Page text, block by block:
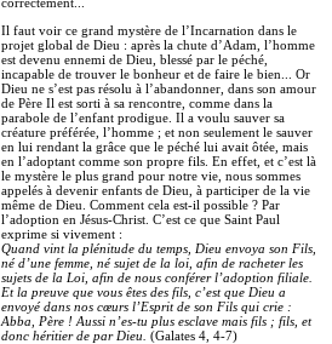
Il faut voir ce grand mystère de l’Incarnation dans le
projet global de Dieu : après la chute d’Adam, l’homme
est devenu ennemi de Dieu, blessé par le péché,
incapable de trouver le bonheur et de faire le bien... Or
Dieu ne s’est pas résolu à l’abandonner, dans son amour
de Père Il est sorti à sa rencontre, comme dans la
parabole de l’enfant prodigue. Il a voulu sauver sa
créature préférée, l’homme ; et non seulement le sauver
en lui rendant la grâce que le péché lui avait ôtée, mais
en l’adoptant comme son propre fils. En effet, et c’est là
le mystère le plus grand pour notre vie, nous sommes
appelés à devenir enfants de Dieu, à participer de la vie
même de Dieu. Comment cela est-il possible ? Par
l’adoption en Jésus-Christ. C’est ce que Saint Paul
exprime si vivement :
Quand vint la plénitude du temps, Dieu envoya son Fils,
né d’une femme, né sujet de la loi, afin de racheter les
sujets de la Loi, afin de nous conférer l’adoption filiale.
Et la preuve que vous êtes des fils, c’est que Dieu a
envoyé dans nos cœurs l’Esprit de son Fils qui crie :
Abba, Père ! Aussi n’es-tu plus esclave mais fils ; fils, et
donc héritier de par Dieu. (Galates 4, 4-7)